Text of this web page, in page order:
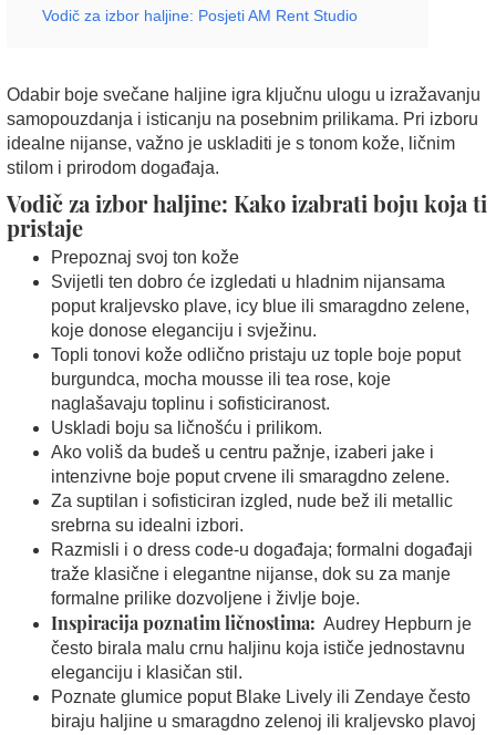
Vodič za izbor haljine: Posjeti AM Rent Studio
Odabir boje svečane haljine igra ključnu ulogu u izražavanju
samopouzdanja i isticanju na posebnim prilikama. Pri izboru
idealne nijanse, važno je uskladiti je s tonom kože, ličnim
stilom i prirodom događaja.
Vodič za izbor haljine: Kako izabrati boju koja ti
pristaje
Prepoznaj svoj ton kože
Svijetli ten dobro će izgledati u hladnim nijansama
poput kraljevsko plave, icy blue ili smaragdno zelene,
koje donose eleganciju i svježinu.
Topli tonovi kože odlično pristaju uz tople boje poput
burgundca, mocha mousse ili tea rose, koje
naglašavaju toplinu i sofisticiranost.
Uskladi boju sa ličnošću i prilikom.
Ako voliš da budeš u centru pažnje, izaberi jake i
intenzivne boje poput crvene ili smaragdno zelene.
Za suptilan i sofisticiran izgled, nude bež ili metallic
srebrna su idealni izbori.
Razmisli i o dress code-u događaja; formalni događaji
traže klasične i elegantne nijanse, dok su za manje
formalne prilike dozvoljene i življe boje.
Inspiracija poznatim ličnostima: Audrey Hepburn je
često birala malu crnu haljinu koja ističe jednostavnu
eleganciju i klasičan stil.
Poznate glumice poput Blake Lively ili Zendaye često
biraju haljine u smaragdno zelenoj ili kraljevsko plavoj